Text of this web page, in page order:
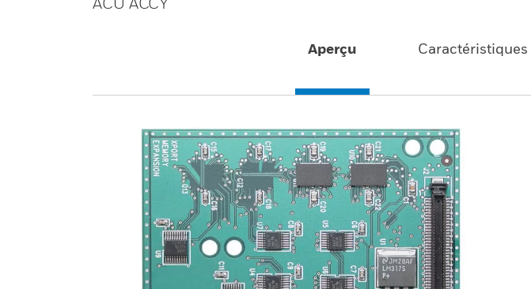
Aperçu Caractéristiques